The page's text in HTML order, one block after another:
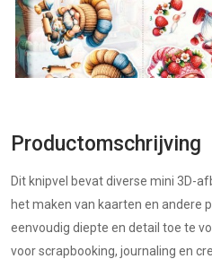
Productomschrijving
Dit knipvel bevat diverse mini 3D-
het maken van kaarten en andere
eenvoudig diepte en detail toe te
voor scrapbooking, journaling en